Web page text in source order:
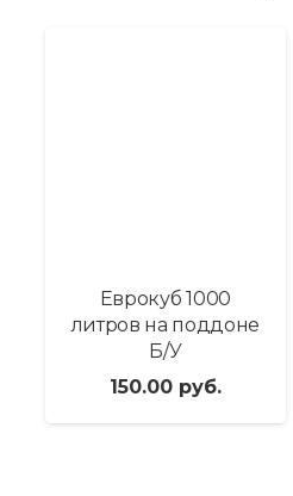
Еврокуб 1000
литров на поддоне
Б/У
150.00 руб.